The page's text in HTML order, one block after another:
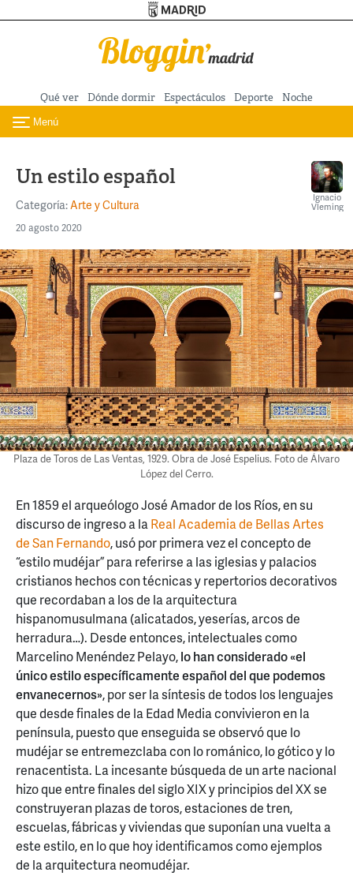
Pasar al contenido principal
Qué ver Dónde dormir Espectáculos Deporte Noche
Toggle navigation
Menú
Un estilo español
Categoría:Arte y Cultura
20 agosto 2020
Ignacio
Vleming
Plaza de Toros de Las Ventas, 1929. Obra de José Espelius. Foto de Álvaro
López del Cerro.
En 1859 el arqueólogo José Amador de los Ríos, en su
discurso de ingreso a laReal Academia de Bellas Artes
de San Fernando, usó por primera vez el concepto de
“estilo mudéjar” para referirse a las iglesias y palacios
cristianos hechos con técnicas y repertorios decorativos
que recordaban a los de la arquitectura
hispanomusulmana (alicatados, yeserías, arcos de
herradura…). Desde entonces, intelectuales como
Marcelino Menéndez Pelayo,lo han considerado «el
único estilo específicamente español del que podemos
envanecernos», por ser la síntesis de todos los lenguajes
que desde finales de la Edad Media convivieron en la
península, puesto que enseguida se observó que lo
mudéjar se entremezclaba con lo románico, lo gótico y lo
renacentista. La incesante búsqueda de un arte nacional
hizo que entre finales del siglo XIX y principios del XX se
construyeran plazas de toros, estaciones de tren,
escuelas, fábricas y viviendas que suponían una vuelta a
este estilo, en lo que hoy identificamos como ejemplos
de la arquitectura neomudéjar.